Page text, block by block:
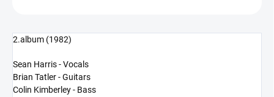
2.album (1982)
Sean Harris - Vocals
Brian Tatler - Guitars
Colin Kimberley - Bass